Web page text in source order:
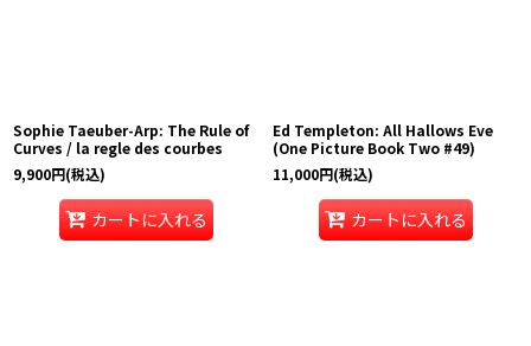
Sophie Taeuber-Arp: The Rule of
Curves / la regle des courbes
9,900円(税込)
カートに入れる
Ed Templeton: All Hallows Eve
(One Picture Book Two #49)
11,000円(税込)
カートに入れる